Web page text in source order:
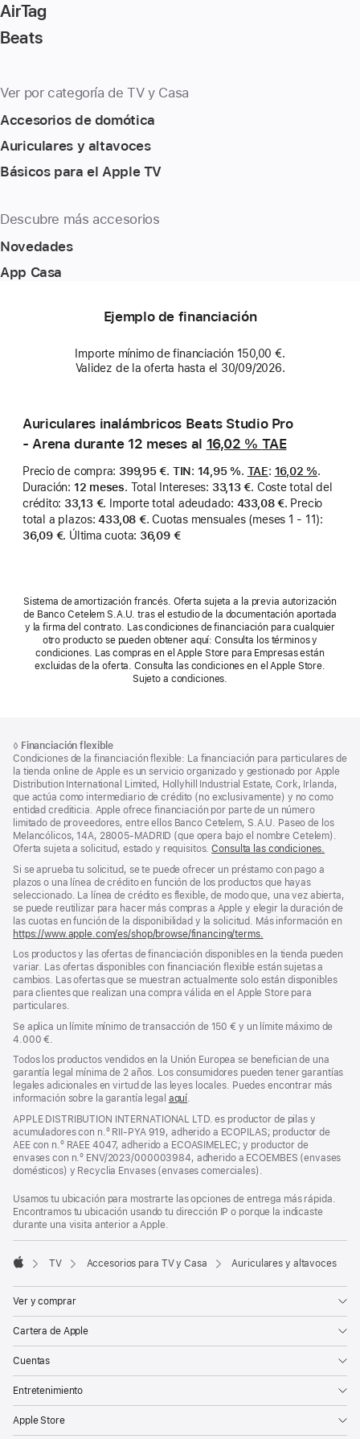
AirTag
Beats
Ver por categoría de TV y Casa
Accesorios de domótica
Auriculares y altavoces
Básicos para el Apple TV
Descubre más accesorios
Novedades
App Casa
Ejemplo de financiación
Importe mínimo de financiación 150,00 €.
Validez de la oferta hasta el 30/09/2026.
Auriculares inalámbricos Beats Studio Pro
- Arena durante 12 meses al 16,02 % TAE
Precio de compra: 399,95 €. TIN: 14,95 %. TAE: 16,02 %.
Duración: 12 meses. Total Intereses: 33,13 €. Coste total del
crédito: 33,13 €. Importe total adeudado: 433,08 €. Precio
total a plazos: 433,08 €.Cuotas mensuales (meses 1 - 11):
36,09 €. Última cuota: 36,09 €
Sistema de amortización francés. Oferta sujeta a la previa autorización
de Banco Cetelem S.A.U. tras el estudio de la documentación aportada
y la firma del contrato. Las condiciones de financiación para cualquier
otro producto se pueden obtener aquí: Consulta los términos y
condiciones. Las compras en el Apple Store para Empresas están
excluidas de la oferta. Consulta las condiciones en el Apple Store.
Sujeto a condiciones.
a
pie
de
página
al
pie
Nota
a
pie
de
página
◊ Financiación flexible
Condiciones de la financiación flexible: La financiación para particulares de
la tienda online de Apple es un servicio organizado y gestionado por Apple
Distribution International Limited, Hollyhill Industrial Estate, Cork, Irlanda,
que actúa como intermediario de crédito (no exclusivamente) y no como
entidad crediticia. Apple ofrece financiación por parte de un número
limitado de proveedores, entre ellos Banco Cetelem, S.A.U. Paseo de los
Melancólicos, 14A, 28005-MADRID (que opera bajo el nombre Cetelem).
Oferta sujeta a solicitud, estado y requisitos.Consulta las condiciones.
Si se aprueba tu solicitud, se te puede ofrecer un préstamo con pago a
plazos o una línea de crédito en función de los productos que hayas
seleccionado. La línea de crédito es flexible, de modo que, una vez abierta,
se puede reutilizar para hacer más compras a Apple y elegir la duración de
las cuotas en función de la disponibilidad y la solicitud. Más información en
https://www.apple.com/es/shop/browse/financing/terms.
Los productos y las ofertas de financiación disponibles en la tienda pueden
variar. Las ofertas disponibles con financiación flexible están sujetas a
cambios. Las ofertas que se muestran actualmente solo están disponibles
para clientes que realizan una compra válida en el Apple Store para
particulares.
Se aplica un límite mínimo de transacción de 150 € y un límite máximo de
4.000 €.
Todos los productos vendidos en la Unión Europea se benefician de una
garantía legal mínima de 2 años. Los consumidores pueden tener garantías
legales adicionales en virtud de las leyes locales. Puedes encontrar más
información sobre la garantía legal aquí.
APPLE DISTRIBUTION INTERNATIONAL LTD. es productor de pilas y
acumuladores con n.º RII-PYA 919, adherido a ECOPILAS; productor de
AEE con n.º RAEE 4047, adherido a ECOASIMELEC; y productor de
envases con n.º ENV/2023/000003984, adherido a ECOEMBES (envases
domésticos) y Recyclia Envases (envases comerciales).
Usamos tu ubicación para mostrarte las opciones de entrega más rápida.
Encontramos tu ubicación usando tu dirección IP o porque la indicaste
durante una visita anterior a Apple.
TV Accesorios para TV y Casa Auriculares y altavoces
Ver y comprar
Cartera de Apple
Cuentas
Entretenimiento
Apple Store